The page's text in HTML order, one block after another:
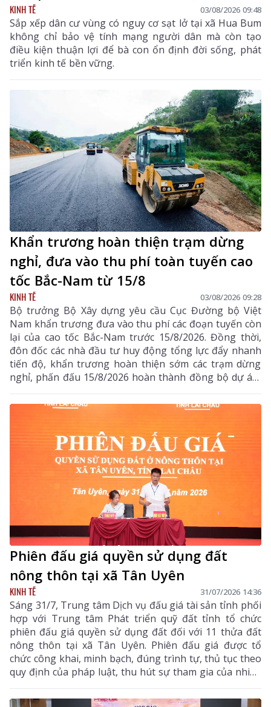
KINH TẾ 03/08/2026 09:48
Sắp xếp dân cư vùng có nguy cơ sạt lở tại xã Hua Bum
không chỉ bảo vệ tính mạng người dân mà còn tạo
điều kiện thuận lợi để bà con ổn định đời sống, phát
triển kinh tế bền vững.
Khẩn trương hoàn thiện trạm dừng
nghỉ, đưa vào thu phí toàn tuyến cao
tốc Bắc-Nam từ 15/8
KINH TẾ 03/08/2026 09:28
Bộ trưởng Bộ Xây dựng yêu cầu Cục Đường bộ Việt
Nam khẩn trương đưa vào thu phí các đoạn tuyến còn
lại của cao tốc Bắc-Nam trước 15/8/2026. Đồng thời,
đôn đốc các nhà đầu tư huy động tổng lực đẩy nhanh
tiến độ, khẩn trương hoàn thiện sớm các trạm dừng
nghỉ, phấn đấu 15/8/2026 hoàn thành đồng bộ dự án,
triển khai thu phí các tuyến cao tốc
Phiên đấu giá quyền sử dụng đất
nông thôn tại xã Tân Uyên
KINH TẾ 31/07/2026 14:36
Sáng 31/7, Trung tâm Dịch vụ đấu giá tài sản tỉnh phối
hợp với Trung tâm Phát triển quỹ đất tỉnh tổ chức
phiên đấu giá quyền sử dụng đất đối với 11 thửa đất
nông thôn tại xã Tân Uyên. Phiên đấu giá được tổ
chức công khai, minh bạch, đúng trình tự, thủ tục theo
quy định của pháp luật, thu hút sự tham gia của nhiều
khách hàng có nhu cầu sử dụng đất và đầu tư.